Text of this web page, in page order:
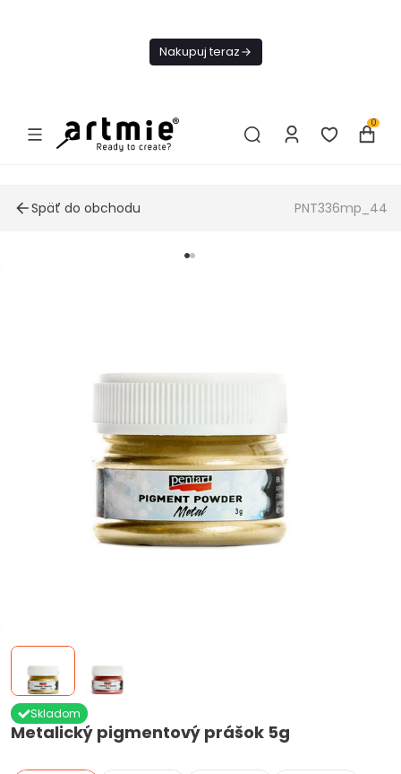
Nakupuj teraz
0
Späť do obchodu PNT336mp_44
Metalický pigmentový prášok 5g
Skladom